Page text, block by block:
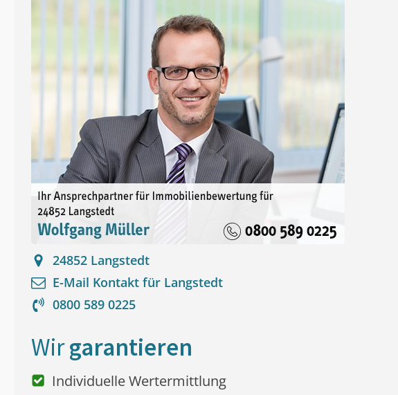
24852 Langstedt
E-Mail Kontakt für Langstedt
0800 589 0225
Wirgarantieren
Individuelle Wertermittlung